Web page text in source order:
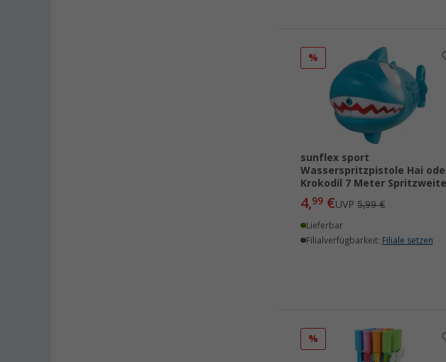
%
sunflex sport
Wasserspritzpistole Hai
Krokodil 7 Meter Spritzweite
4,99 €UVP5,99 €
Lieferbar
Filialverfügbarkeit: Filiale setzen
%